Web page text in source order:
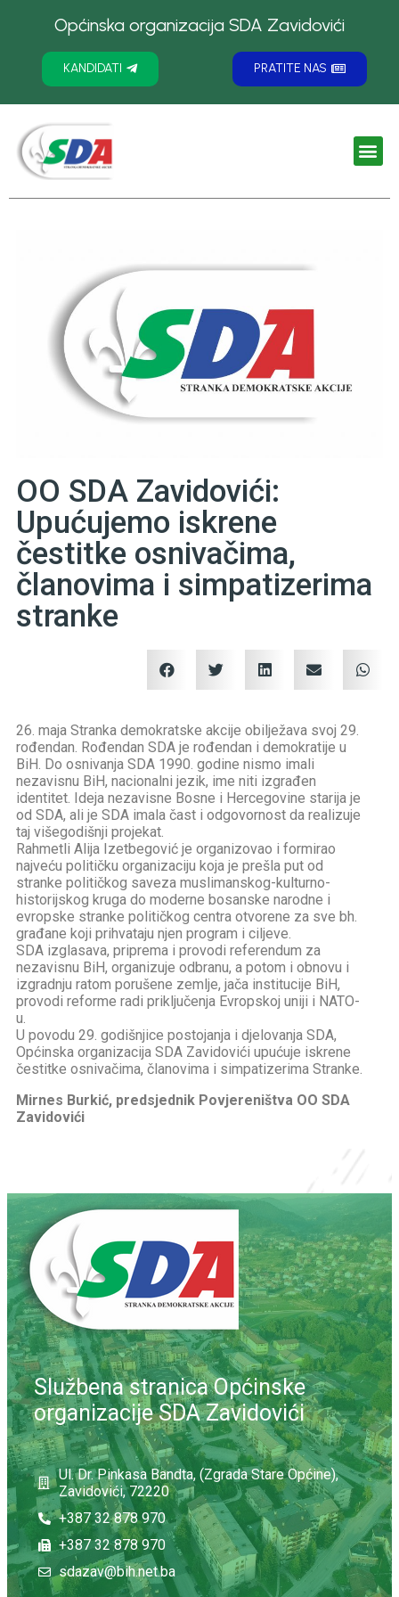
Općinska organizacija SDA Zavidovići
KANDIDATI PRATITE NAS
OO SDA Zavidovići:
Upućujemo iskrene
čestitke osnivačima,
članovima i simpatizerima
stranke
26. maja Stranka demokratske akcije obilježava svoj 29.
rođendan. Rođendan SDA je rođendan i demokratije u
BiH. Do osnivanja SDA 1990. godine nismo imali
nezavisnu BiH, nacionalni jezik, ime niti izgrađen
identitet. Ideja nezavisne Bosne i Hercegovine starija je
od SDA, ali je SDA imala čast i odgovornost da realizuje
taj višegodišnji projekat.
Rahmetli Alija Izetbegović je organizovao i formirao
najveću političku organizaciju koja je prešla put od
stranke političkog saveza muslimanskog-kulturno-
historijskog kruga do moderne bosanske narodne i
evropske stranke političkog centra otvorene za sve bh.
građane koji prihvataju njen program i ciljeve.
SDA izglasava, priprema i provodi referendum za
nezavisnu BiH, organizuje odbranu, a potom i obnovu i
izgradnju ratom porušene zemlje, jača institucije BiH,
provodi reforme radi priključenja Evropskoj uniji i NATO-
u.
U povodu 29. godišnjice postojanja i djelovanja SDA,
Općinska organizacija SDA Zavidovići upućuje iskrene
čestitke osnivačima, članovima i simpatizerima Stranke.
Mirnes Burkić, predsjednik Povjereništva OO SDA
Zavidovići
Službena stranica Općinske
organizacije SDA Zavidovići
Ul. Dr. Pinkasa Bandta, (Zgrada Stare Općine),
Zavidovići, 72220
+387 32 878 970
+387 32 878 970
sdazav@bih.net.ba